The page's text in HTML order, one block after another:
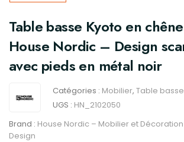
Table basse Kyoto en
House Nordic – Design
avec pieds en métal noir
Catégories : Mobilier, Table basse
UGS : HN_2102050
Brand : House Nordic – Mobilier et
Design